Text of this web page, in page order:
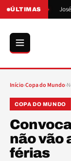
ÚLTIMAS
de Boto José
Início›Copa do Mundo›
COPA DO MUNDO
não vão
férias